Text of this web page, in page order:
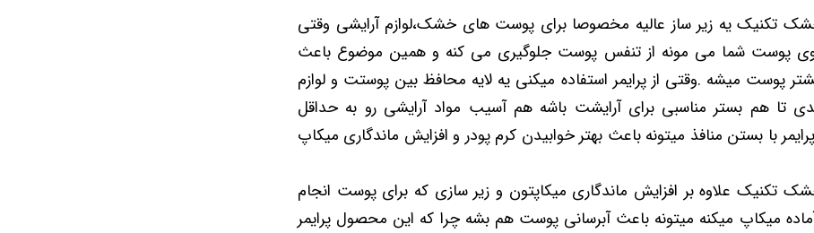
تکنیک یه زیر ساز عالیه مخصوصا برای پوست های خشک،لوازم آرایشی وقتی
پوست شما می مونه از تنفس پوست جلوگیری می کنه و همین موضوع باعث
میشه .وقتی از پرایمر استفاده میکنی یه لایه محافظ بین پوستت و لوازم
تا هم بستر مناسبی برای آرایشت باشه هم آسیب مواد آرایشی رو به حداقل
پرایمر با بستن منافذ میتونه باعث بهتر خوابیدن کرم پودر و افزایش ماندگاری میکاپ
تکنیک علاوه بر افزایش ماندگاری میکاپتون و زیر سازی که برای پوست انجام
میکاپ میکنه میتونه باعث آبرسانی پوست هم بشه چرا که این محصول پرایمر